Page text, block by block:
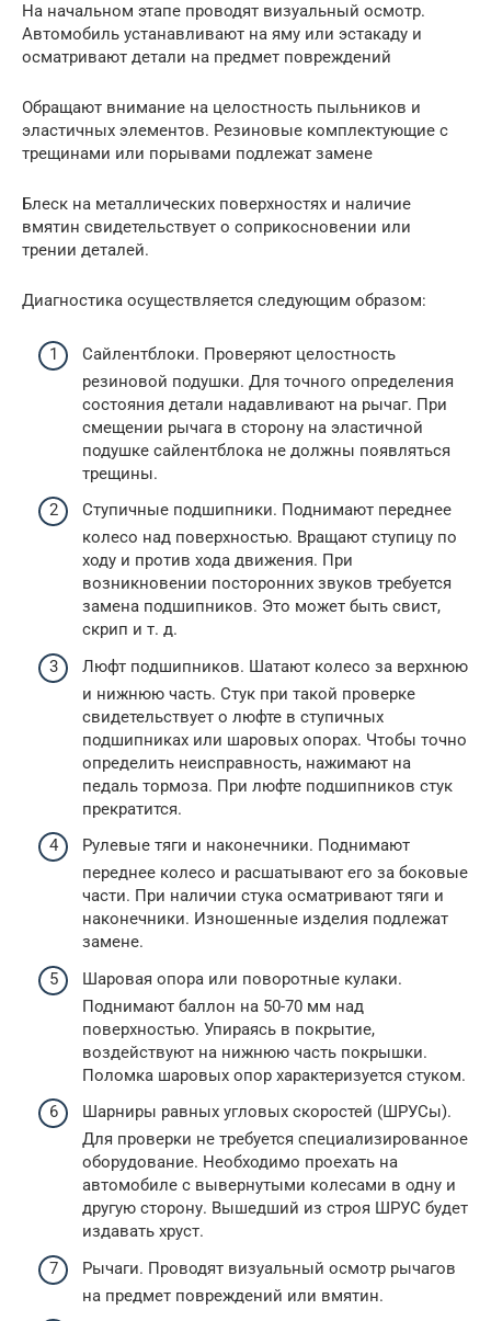
На начальном этапе проводят визуальный осмотр.
Автомобиль устанавливают на яму или эстакаду и
осматривают детали на предмет повреждений
Обращают внимание на целостность пыльников и
эластичных элементов. Резиновые комплектующие с
трещинами или порывами подлежат замене
Блеск на металлических поверхностях и наличие
вмятин свидетельствует о соприкосновении или
трении деталей.
Диагностика осуществляется следующим образом:
Сайлентблоки. Проверяют целостность
резиновой подушки. Для точного определения
состояния детали надавливают на рычаг. При
смещении рычага в сторону на эластичной
подушке сайлентблока не должны появляться
трещины.
Ступичные подшипники. Поднимают переднее
колесо над поверхностью. Вращают ступицу по
ходу и против хода движения. При
возникновении посторонних звуков требуется
замена подшипников. Это может быть свист,
скрип и т. д.
Люфт подшипников. Шатают колесо за верхнюю
и нижнюю часть. Стук при такой проверке
свидетельствует о люфте в ступичных
подшипниках или шаровых опорах. Чтобы точно
определить неисправность, нажимают на
педаль тормоза. При люфте подшипников стук
прекратится.
Рулевые тяги и наконечники. Поднимают
переднее колесо и расшатывают его за боковые
части. При наличии стука осматривают тяги и
наконечники. Изношенные изделия подлежат
замене.
Шаровая опора или поворотные кулаки.
Поднимают баллон на 50-70 мм над
поверхностью. Упираясь в покрытие,
воздействуют на нижнюю часть покрышки.
Поломка шаровых опор характеризуется стуком.
Шарниры равных угловых скоростей (ШРУСы).
Для проверки не требуется специализированное
оборудование. Необходимо проехать на
автомобиле с вывернутыми колесами в одну и
другую сторону. Вышедший из строя ШРУС будет
издавать хруст.
Рычаги. Проводят визуальный осмотр рычагов
на предмет повреждений или вмятин.